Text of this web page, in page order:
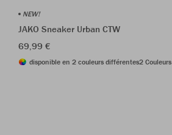
NEW!
JAKO Sneaker Urban CTW
69,99 €
disponible en 2 couleurs différentes2 Couleurs